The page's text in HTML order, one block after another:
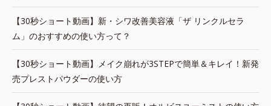
【30秒ショート動画】新・シワ改善美容液「ザ リンクルセラ
ム」のおすすめの使い方って？
【30秒ショート動画】メイク崩れが3STEPで簡単＆キレイ！新発
売プレストパウダーの使い方